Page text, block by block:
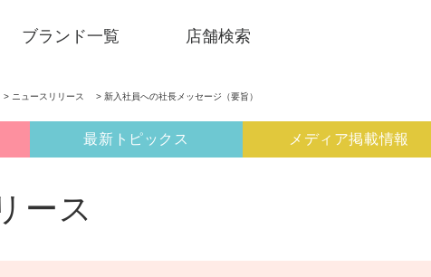
ブランド一覧 店舗検索
> ニュースリリース > 新入社員への社長メッセージ（要旨）
最新トピックス メディア掲載情報
ース